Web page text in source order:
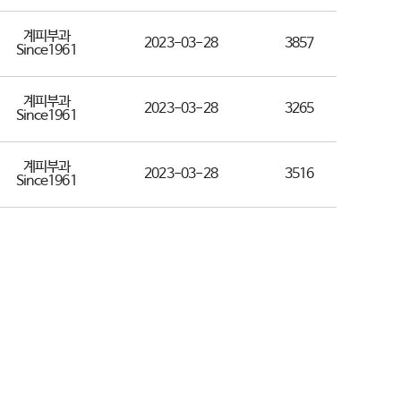
계피부과
Since1961
2023-03-28 3857
계피부과
Since1961
2023-03-28 3265
계피부과
Since1961
2023-03-28 3516